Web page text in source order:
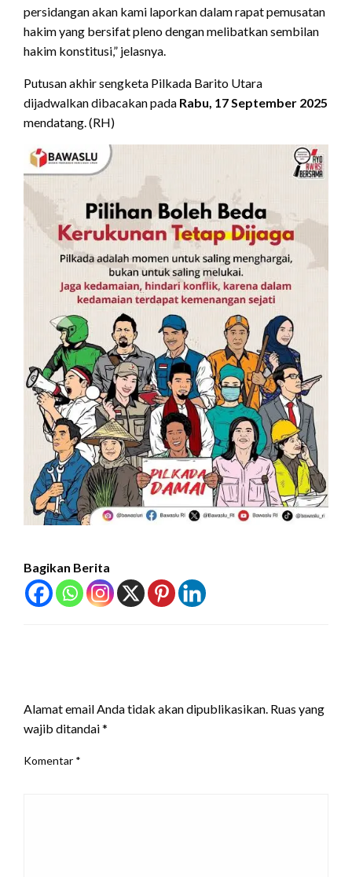
persidangan akan kami laporkan dalam rapat pemusatan
hakim yang bersifat pleno dengan melibatkan sembilan
hakim konstitusi,” jelasnya.
Putusan akhir sengketa Pilkada Barito Utara
dijadwalkan dibacakan pada Rabu, 17 September 2025
mendatang. (RH)
Bagikan Berita
Alamat email Anda tidak akan dipublikasikan. Ruas yang
wajib ditandai*
Komentar *